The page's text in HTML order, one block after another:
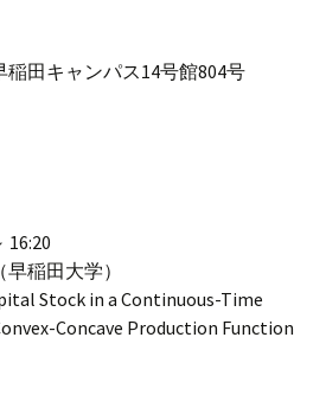
田キャンパス14号館804号
稲田大学）
Stock in a Continuous-Time
Concave Production Function